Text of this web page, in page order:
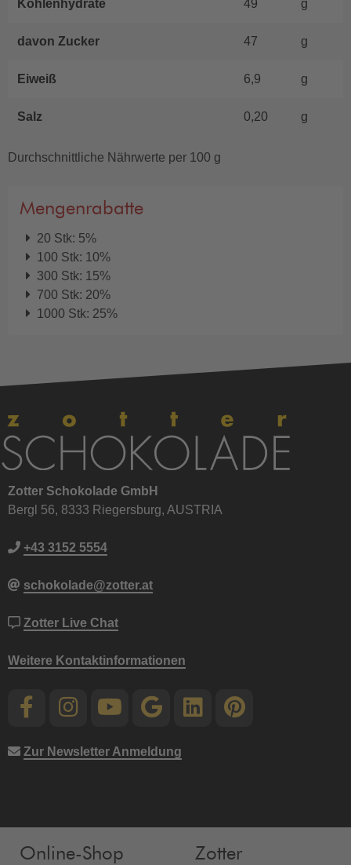
Kohlenhydrate 49 g
davon Zucker 47 g
Eiweiß 6,9 g
Salz 0,20 g
Durchschnittliche Nährwerte per 100 g
Mengenrabatte
20 Stk: 5%
100 Stk: 10%
300 Stk: 15%
700 Stk: 20%
1000 Stk: 25%
Zotter Schokolade GmbH
Bergl 56, 8333 Riegersburg, AUSTRIA
+43 3152 5554
schokolade@zotter.at
Zotter Live Chat
Weitere Kontaktinformationen
Zur Newsletter Anmeldung
Online-Shop
Zotter